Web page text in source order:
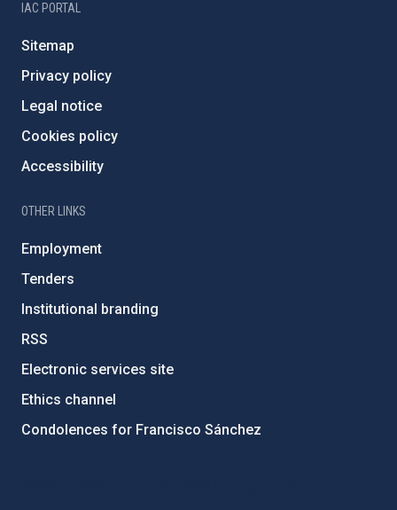
IAC PORTAL
Sitemap
Privacy policy
Legal notice
Cookies policy
Accessibility
OTHER LINKS
Employment
Tenders
Institutional branding
RSS
Electronic services site
Ethics channel
Condolences for Francisco Sánchez